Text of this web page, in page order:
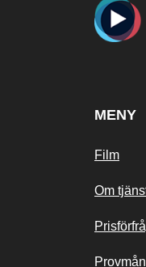
MENY
Film
Om